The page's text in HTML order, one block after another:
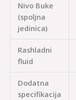
Nivo Buke
(spoljna
jedinica)
Rashladni
fluid
Dodatna
specifikacija